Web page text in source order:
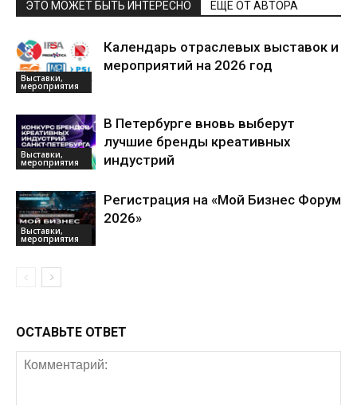
ЭТО МОЖЕТ БЫТЬ ИНТЕРЕСНО ЕЩЕ ОТ АВТОРА
Выставки,
мероприятия
Календарь отраслевых выставок и
мероприятий на 2026 год
Выставки,
мероприятия
В Петербурге вновь выберут
лучшие бренды креативных
индустрий
Выставки,
мероприятия
Регистрация на «Мой Бизнес Форум
2026»
ОСТАВЬТЕ ОТВЕТ